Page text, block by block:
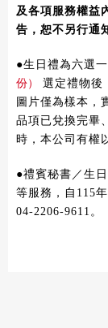
及各項服務權益
告，恕不另行通
●生日禮為六選
份）
選定禮物後
圖片僅為樣本 ，
品項已兌換完畢
時，本公司有權
●禮賓秘書／生
等服務，自115
04-2206-9611。